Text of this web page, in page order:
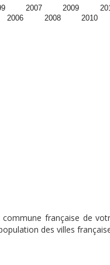
2006
2007
2008
2009
2010
française de
des villes